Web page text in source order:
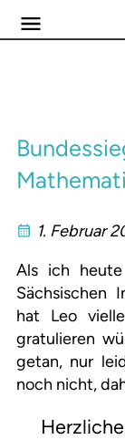
1. Februar
Als ich
Sächsischen
hat Leo
gratulieren
getan, nur
noch nicht,